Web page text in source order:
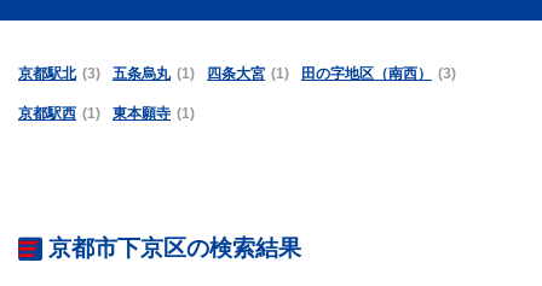
京都駅北 (3) 五条烏丸 (1) 四条大宮 (1) 田の字地区（南西） (3)
京都駅西 (1) 東本願寺 (1)
京都市下京区の検索結果